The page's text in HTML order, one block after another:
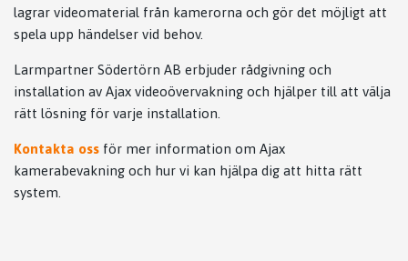
lagrar videomaterial från kamerorna och gör det möjligt att
spela upp händelser vid behov.
Larmpartner Södertörn AB erbjuder rådgivning och
installation av Ajax videoövervakning och hjälper till att välja
rätt lösning för varje installation.
Kontakta oss för mer information om Ajax
kamerabevakning och hur vi kan hjälpa dig att hitta rätt
system.